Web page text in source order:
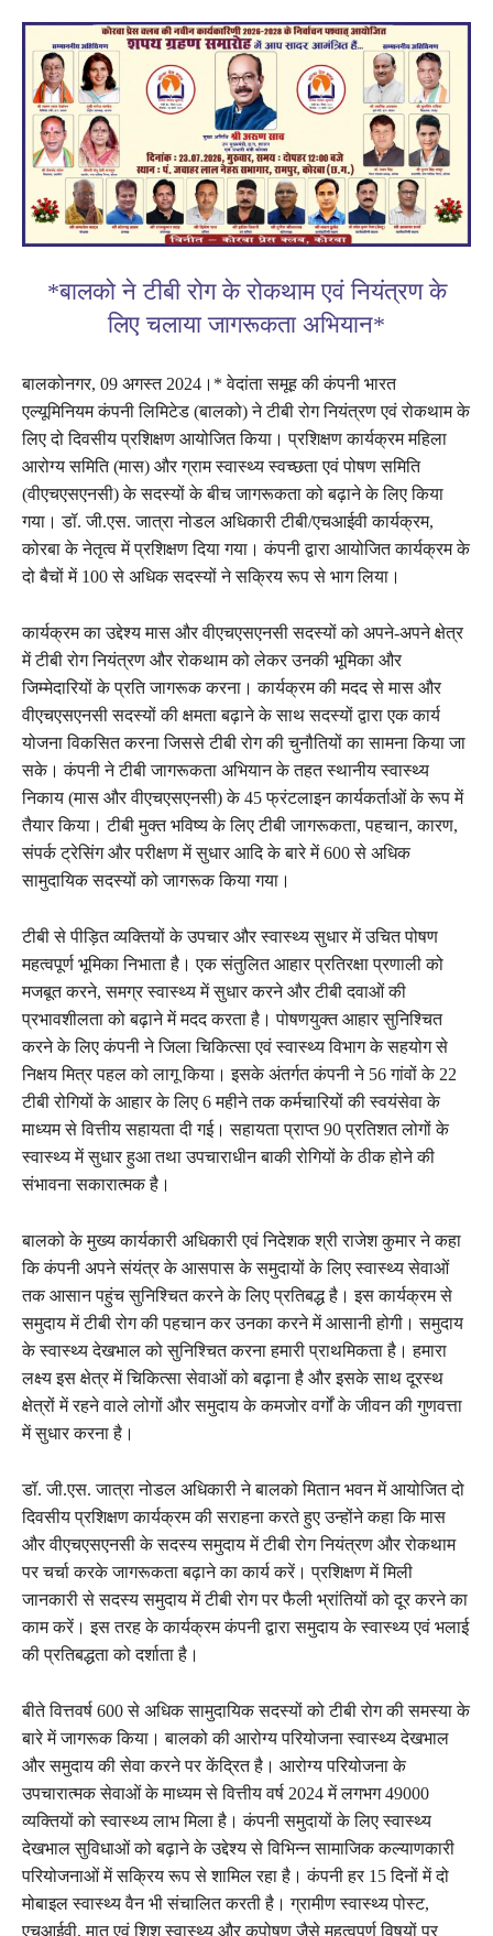
*बालको ने टीबी रोग के रोकथाम एवं नियंत्रण के
लिए चलाया जागरूकता अभियान*
बालकोनगर, 09 अगस्त 2024।* वेदांता समूह की कंपनी भारत
एल्यूमिनियम कंपनी लिमिटेड (बालको) ने टीबी रोग नियंत्रण एवं रोकथाम के
लिए दो दिवसीय प्रशिक्षण आयोजित किया। प्रशिक्षण कार्यक्रम महिला
आरोग्य समिति (मास) और ग्राम स्वास्थ्य स्वच्छता एवं पोषण समिति
(वीएचएसएनसी) के सदस्यों के बीच जागरूकता को बढ़ाने के लिए किया
गया। डॉ. जी.एस. जात्रा नोडल अधिकारी टीबी/एचआईवी कार्यक्रम,
कोरबा के नेतृत्व में प्रशिक्षण दिया गया। कंपनी द्वारा आयोजित कार्यक्रम के
दो बैचों में 100 से अधिक सदस्यों ने सक्रिय रूप से भाग लिया।
कार्यक्रम का उद्देश्य मास और वीएचएसएनसी सदस्यों को अपने-अपने क्षेत्र
में टीबी रोग नियंत्रण और रोकथाम को लेकर उनकी भूमिका और
जिम्मेदारियों के प्रति जागरूक करना। कार्यक्रम की मदद से मास और
वीएचएसएनसी सदस्यों की क्षमता बढ़ाने के साथ सदस्यों द्वारा एक कार्य
योजना विकसित करना जिससे टीबी रोग की चुनौतियों का सामना किया जा
सके। कंपनी ने टीबी जागरूकता अभियान के तहत स्थानीय स्वास्थ्य
निकाय (मास और वीएचएसएनसी) के 45 फ्रंटलाइन कार्यकर्ताओं के रूप में
तैयार किया। टीबी मुक्त भविष्य के लिए टीबी जागरूकता, पहचान, कारण,
संपर्क ट्रेसिंग और परीक्षण में सुधार आदि के बारे में 600 से अधिक
सामुदायिक सदस्यों को जागरूक किया गया।
टीबी से पीड़ित व्यक्तियों के उपचार और स्वास्थ्य सुधार में उचित पोषण
महत्वपूर्ण भूमिका निभाता है। एक संतुलित आहार प्रतिरक्षा प्रणाली को
मजबूत करने, समग्र स्वास्थ्य में सुधार करने और टीबी दवाओं की
प्रभावशीलता को बढ़ाने में मदद करता है। पोषणयुक्त आहार सुनिश्चित
करने के लिए कंपनी ने जिला चिकित्सा एवं स्वास्थ्य विभाग के सहयोग से
निक्षय मित्र पहल को लागू किया। इसके अंतर्गत कंपनी ने 56 गांवों के 22
टीबी रोगियों के आहार के लिए 6 महीने तक कर्मचारियों की स्वयंसेवा के
माध्यम से वित्तीय सहायता दी गई। सहायता प्राप्त 90 प्रतिशत लोगों के
स्वास्थ्य में सुधार हुआ तथा उपचाराधीन बाकी रोगियों के ठीक होने की
संभावना सकारात्मक है।
बालको के मुख्य कार्यकारी अधिकारी एवं निदेशक श्री राजेश कुमार ने कहा
कि कंपनी अपने संयंत्र के आसपास के समुदायों के लिए स्वास्थ्य सेवाओं
तक आसान पहुंच सुनिश्चित करने के लिए प्रतिबद्ध है। इस कार्यक्रम से
समुदाय में टीबी रोग की पहचान कर उनका करने में आसानी होगी। समुदाय
के स्वास्थ्य देखभाल को सुनिश्चित करना हमारी प्राथमिकता है। हमारा
लक्ष्य इस क्षेत्र में चिकित्सा सेवाओं को बढ़ाना है और इसके साथ दूरस्थ
क्षेत्रों में रहने वाले लोगों और समुदाय के कमजोर वर्गों के जीवन की गुणवत्ता
में सुधार करना है।
डॉ. जी.एस. जात्रा नोडल अधिकारी ने बालको मितान भवन में आयोजित दो
दिवसीय प्रशिक्षण कार्यक्रम की सराहना करते हुए उन्होंने कहा कि मास
और वीएचएसएनसी के सदस्य समुदाय में टीबी रोग नियंत्रण और रोकथाम
पर चर्चा करके जागरूकता बढ़ाने का कार्य करें। प्रशिक्षण में मिली
जानकारी से सदस्य समुदाय में टीबी रोग पर फैली भ्रांतियों को दूर करने का
काम करें। इस तरह के कार्यक्रम कंपनी द्वारा समुदाय के स्वास्थ्य एवं भलाई
की प्रतिबद्धता को दर्शाता है।
बीते वित्तवर्ष 600 से अधिक सामुदायिक सदस्यों को टीबी रोग की समस्या के
बारे में जागरूक किया। बालको की आरोग्य परियोजना स्वास्थ्य देखभाल
और समुदाय की सेवा करने पर केंद्रित है। आरोग्य परियोजना के
उपचारात्मक सेवाओं के माध्यम से वित्तीय वर्ष 2024 में लगभग 49000
व्यक्तियों को स्वास्थ्य लाभ मिला है। कंपनी समुदायों के लिए स्वास्थ्य
देखभाल सुविधाओं को बढ़ाने के उद्देश्य से विभिन्न सामाजिक कल्याणकारी
परियोजनाओं में सक्रिय रूप से शामिल रहा है। कंपनी हर 15 दिनों में दो
मोबाइल स्वास्थ्य वैन भी संचालित करती है। ग्रामीण स्वास्थ्य पोस्ट,
एचआईवी, मातृ एवं शिशु स्वास्थ्य और कुपोषण जैसे महत्वपूर्ण विषयों पर